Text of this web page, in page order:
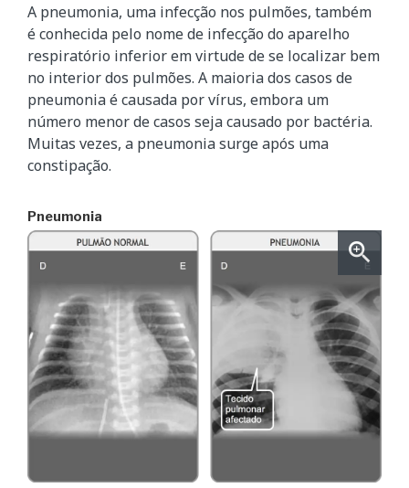
A pneumonia, uma infecção nos pulmões, também
é conhecida pelo nome de infecção do aparelho
respiratório inferior em virtude de se localizar bem
no interior dos pulmões. A maioria dos casos de
pneumonia é causada por vírus, embora um
número menor de casos seja causado por bactéria.
Muitas vezes, a pneumonia surge após uma
constipação.
Pneumonia